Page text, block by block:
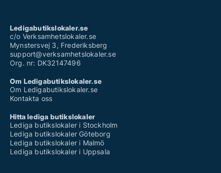
Ledigabutikslokaler.se
c/o Verksamhetslokaler.se
Mynstersvej 3, Frederiksberg
support@verksamhetslokaler.se
Org. nr: DK32147496
Om Ledigabutikslokaler.se
Om Ledigabutikslokaler.se
Kontakta oss
Hitta lediga butikslokaler
Lediga butikslokaler i Stockholm
Lediga butikslokaler Göteborg
Lediga butikslokaler i Malmö
Lediga butikslokaler i Uppsala